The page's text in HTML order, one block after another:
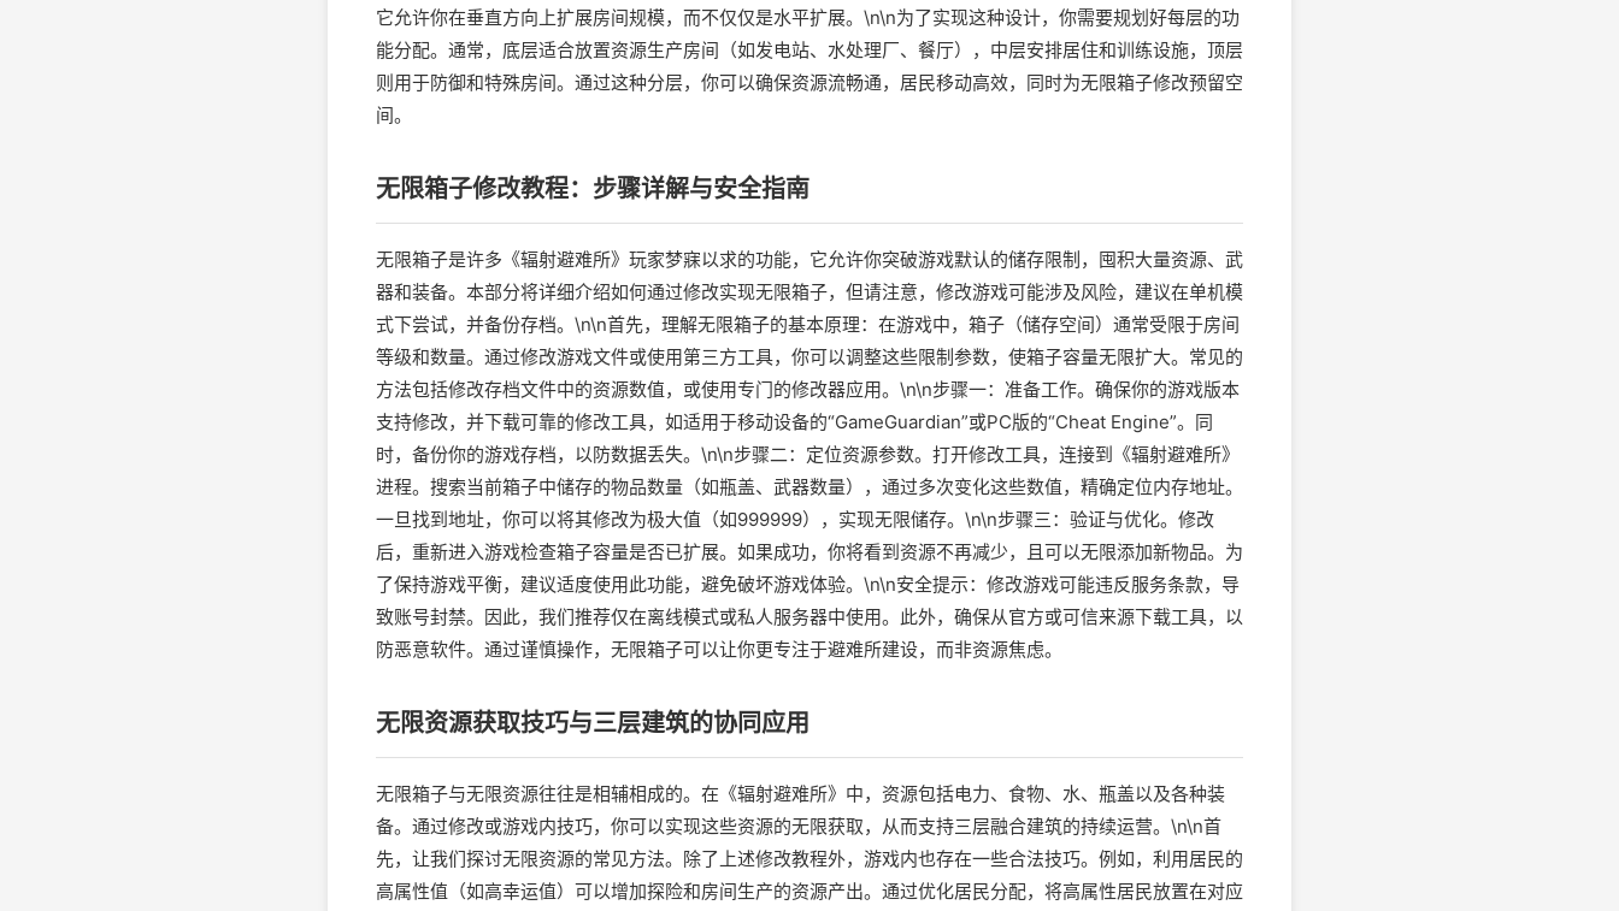
它允许你在垂直方向上扩展房间规模，而不仅仅是水平扩展。\n\n为了实现这种设计，你需要规划好每层的功
能分配。通常，底层适合放置资源生产房间（如发电站、水处理厂、餐厅），中层安排居住和训练设施，顶层
则用于防御和特殊房间。通过这种分层，你可以确保资源流畅通，居民移动高效，同时为无限箱子修改预留空
间。
无限箱子修改教程：步骤详解与安全指南
无限箱子是许多《辐射避难所》玩家梦寐以求的功能，它允许你突破游戏默认的储存限制，囤积大量资源、武
器和装备。本部分将详细介绍如何通过修改实现无限箱子，但请注意，修改游戏可能涉及风险，建议在单机模
式下尝试，并备份存档。\n\n首先，理解无限箱子的基本原理：在游戏中，箱子（储存空间）通常受限于房间
等级和数量。通过修改游戏文件或使用第三方工具，你可以调整这些限制参数，使箱子容量无限扩大。常见的
方法包括修改存档文件中的资源数值，或使用专门的修改器应用。\n\n步骤一：准备工作。确保你的游戏版本
支持修改，并下载可靠的修改工具，如适用于移动设备的“GameGuardian”或PC版的“Cheat Engine”。同
时，备份你的游戏存档，以防数据丢失。\n\n步骤二：定位资源参数。打开修改工具，连接到《辐射避难所》
进程。搜索当前箱子中储存的物品数量（如瓶盖、武器数量），通过多次变化这些数值，精确定位内存地址。
一旦找到地址，你可以将其修改为极大值（如999999），实现无限储存。\n\n步骤三：验证与优化。修改
后，重新进入游戏检查箱子容量是否已扩展。如果成功，你将看到资源不再减少，且可以无限添加新物品。为
了保持游戏平衡，建议适度使用此功能，避免破坏游戏体验。\n\n安全提示：修改游戏可能违反服务条款，导
致账号封禁。因此，我们推荐仅在离线模式或私人服务器中使用。此外，确保从官方或可信来源下载工具，以
防恶意软件。通过谨慎操作，无限箱子可以让你更专注于避难所建设，而非资源焦虑。
无限资源获取技巧与三层建筑的协同应用
无限箱子与无限资源往往是相辅相成的。在《辐射避难所》中，资源包括电力、食物、水、瓶盖以及各种装
备。通过修改或游戏内技巧，你可以实现这些资源的无限获取，从而支持三层融合建筑的持续运营。\n\n首
先，让我们探讨无限资源的常见方法。除了上述修改教程外，游戏内也存在一些合法技巧。例如，利用居民的
高属性值（如高幸运值）可以增加探险和房间生产的资源产出。通过优化居民分配，将高属性居民放置在对应